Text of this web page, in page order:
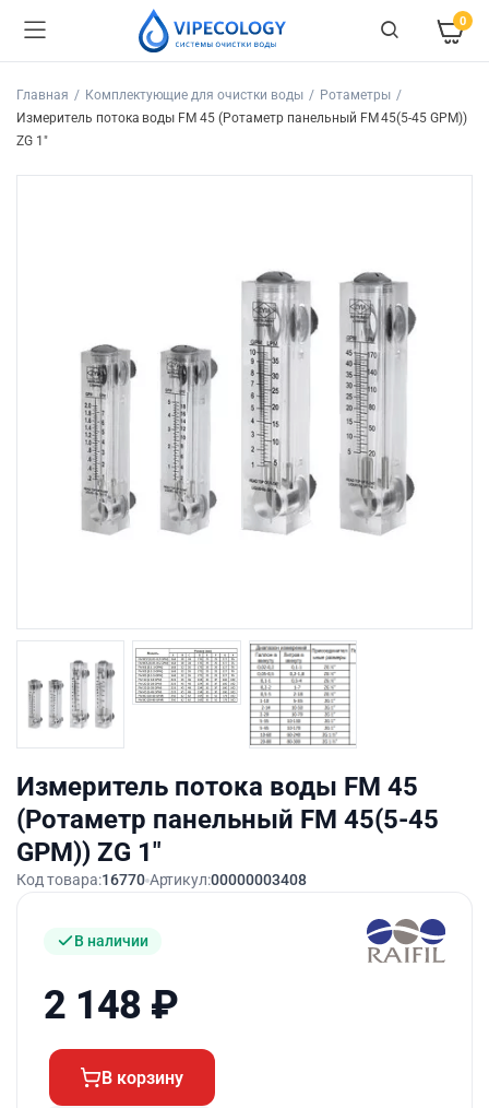
0
Главная Комплектующие для очистки воды
Ротаметры
Измеритель потока воды FM 45 (Ротаметр панельный FM 45(5-45 GPM))
ZG 1″
Измеритель потока воды FM 45
(Ротаметр панельный FM 45(5-45
GPM)) ZG 1″
Код товара:16770 Артикул:00000003408
В наличии
2 148 ₽
В корзину